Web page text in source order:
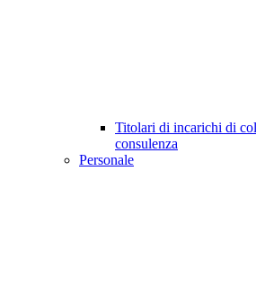
Titolari di incarichi di
consulenza
Personale